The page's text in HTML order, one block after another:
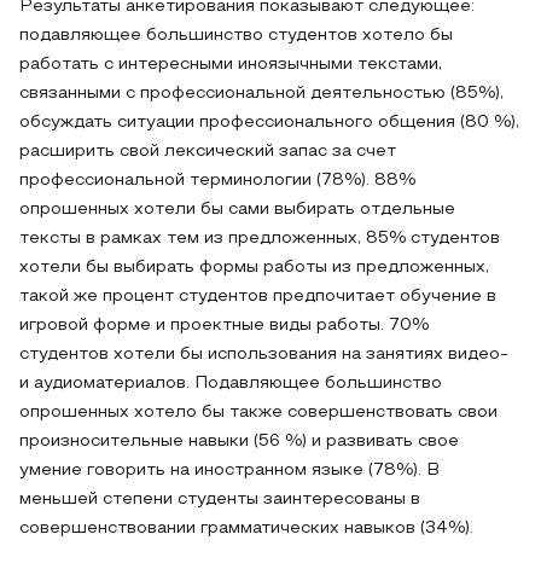
Результаты анкетирования показывают следующее:
подавляющее большинство студентов хотело бы
работать с интересными иноязычными текстами,
связанными с профессиональной деятельностью (85%),
обсуждать ситуации профессионального общения (80 %),
расширить свой лексический запас за счет
профессиональной терминологии (78%). 88%
опрошенных хотели бы сами выбирать отдельные
тексты в рамках тем из предложенных, 85% студентов
хотели бы выбирать формы работы из предложенных,
такой же процент студентов предпочитает обучение в
игровой форме и проектные виды работы. 70%
студентов хотели бы использования на занятиях видео-
и аудиоматериалов. Подавляющее большинство
опрошенных хотело бы также совершенствовать свои
произносительные навыки (56 %) и развивать свое
умение говорить на иностранном языке (78%). В
меньшей степени студенты заинтересованы в
совершенствовании грамматических навыков (34%).